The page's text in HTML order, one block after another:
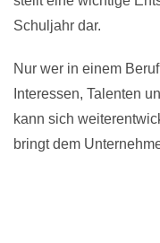
Schuljahr dar.
Nur wer in einem
Interessen, Talenten
kann sich
bringt dem